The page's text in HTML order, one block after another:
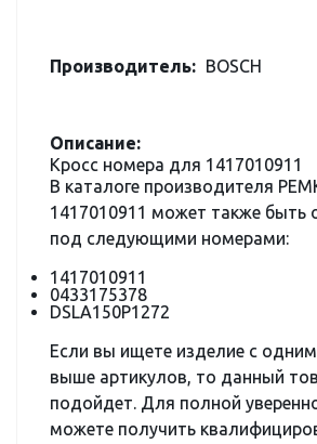
Производитель: BOSCH
Описание:
Кросс номера для 1417010911
В каталоге производителя
1417010911 может также быть
под следующими номерами:
1417010911
0433175378
DSLA150P1272
Если вы ищете изделие с
выше артикулов, то данный
подойдет. Для полной
можете получить